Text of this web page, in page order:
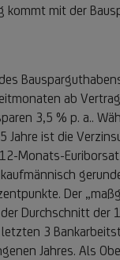
kommt mit der
ab
3,5 % p. a..
Jahre ist die
Monats-
Der
Durchschnitt der
3
Jahres. Als